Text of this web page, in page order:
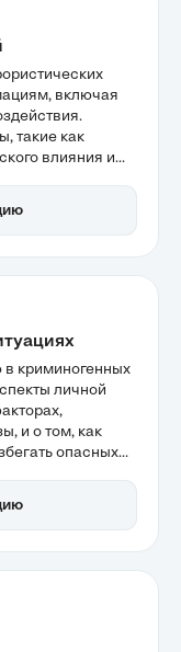
включая
такие как
влияния и
природе
криминогенных
личной
и о том, как
опасных